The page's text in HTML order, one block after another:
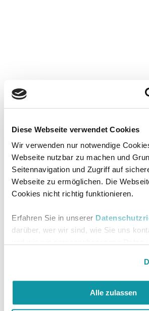
Diese Webseite verwendet Cookies
Wir verwenden nur notwendige
Webseite nutzbar zu machen und
Seitennavigation und Zugriff auf
Webseite zu ermöglichen. Die
Cookies nicht richtig funktionieren.
Erfahren Sie in unserer
darüber, wer wir sind, wie Sie uns
Alle zulassen